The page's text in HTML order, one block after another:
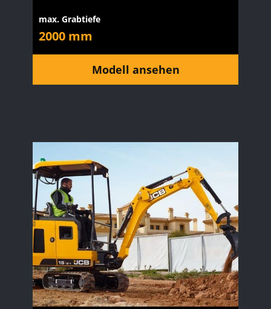
max. Grabtiefe
2000 mm
Modell ansehen